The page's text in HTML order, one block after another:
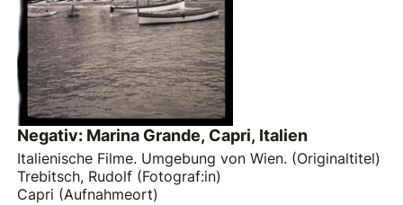
Negativ: Marina Grande, Capri, Italien
Italienische Filme. Umgebung von Wien. (Originaltitel)
Trebitsch, Rudolf (Fotograf:in)
Capri (Aufnahmeort)